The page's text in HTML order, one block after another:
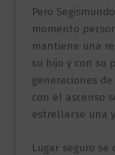
Pero
momento
mantiene una
su hijo y con su
generaciones
con el ascenso
estrellarse una
Lugar seguro